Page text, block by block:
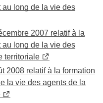
long de la vie des
2007 relatif à la
long de la vie des
territoriale
2008 relatif à la formation
la vie des agents de la